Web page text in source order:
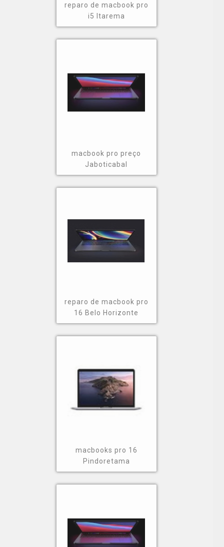
reparo de macbook pro
i5 Itarema
macbook pro preço
Jaboticabal
reparo de macbook pro
16 Belo Horizonte
macbooks pro 16
Pindoretama